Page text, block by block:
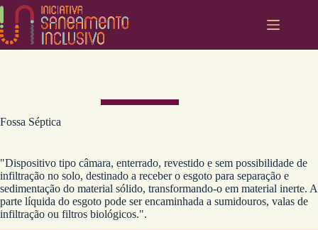
Pular
o
conteúdo
Fossa Séptica
"Dispositivo tipo câmara, enterrado, revestido e sem possibilidade de
infiltração no solo, destinado a receber o esgoto para separação e
sedimentação do material sólido, transformando-o em material inerte. A
parte líquida do esgoto pode ser encaminhada a sumidouros, valas de
infiltração ou filtros biológicos.".